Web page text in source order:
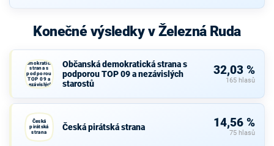
Konečné výsledky v Železná Ruda
demokratická
strana s
podporou
TOP 09 a
nezávislých
starostů
Občanská demokratická strana s
podporou TOP 09 a nezávislých
starostů
32,03 %
165 hlasů
Česká
pirátská
strana
Česká pirátská strana 14,56 %
75 hlasů